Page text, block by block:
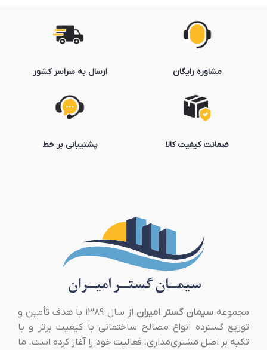
مشاوره رایگان
ضمانت کیفیت کالا
ارسال به سراسر کشور
پشتیبانی بر خط
مجموعهسیمان گستر امیران
از سال ۱۳۸۹ با هدف تأمین و
توزیع گسترده انواع مصالح ساختمانی با کیفیت برتر و با
تکیه بر اصل مشتری‌مداری، فعالیت خود را آغاز کرده است. ما